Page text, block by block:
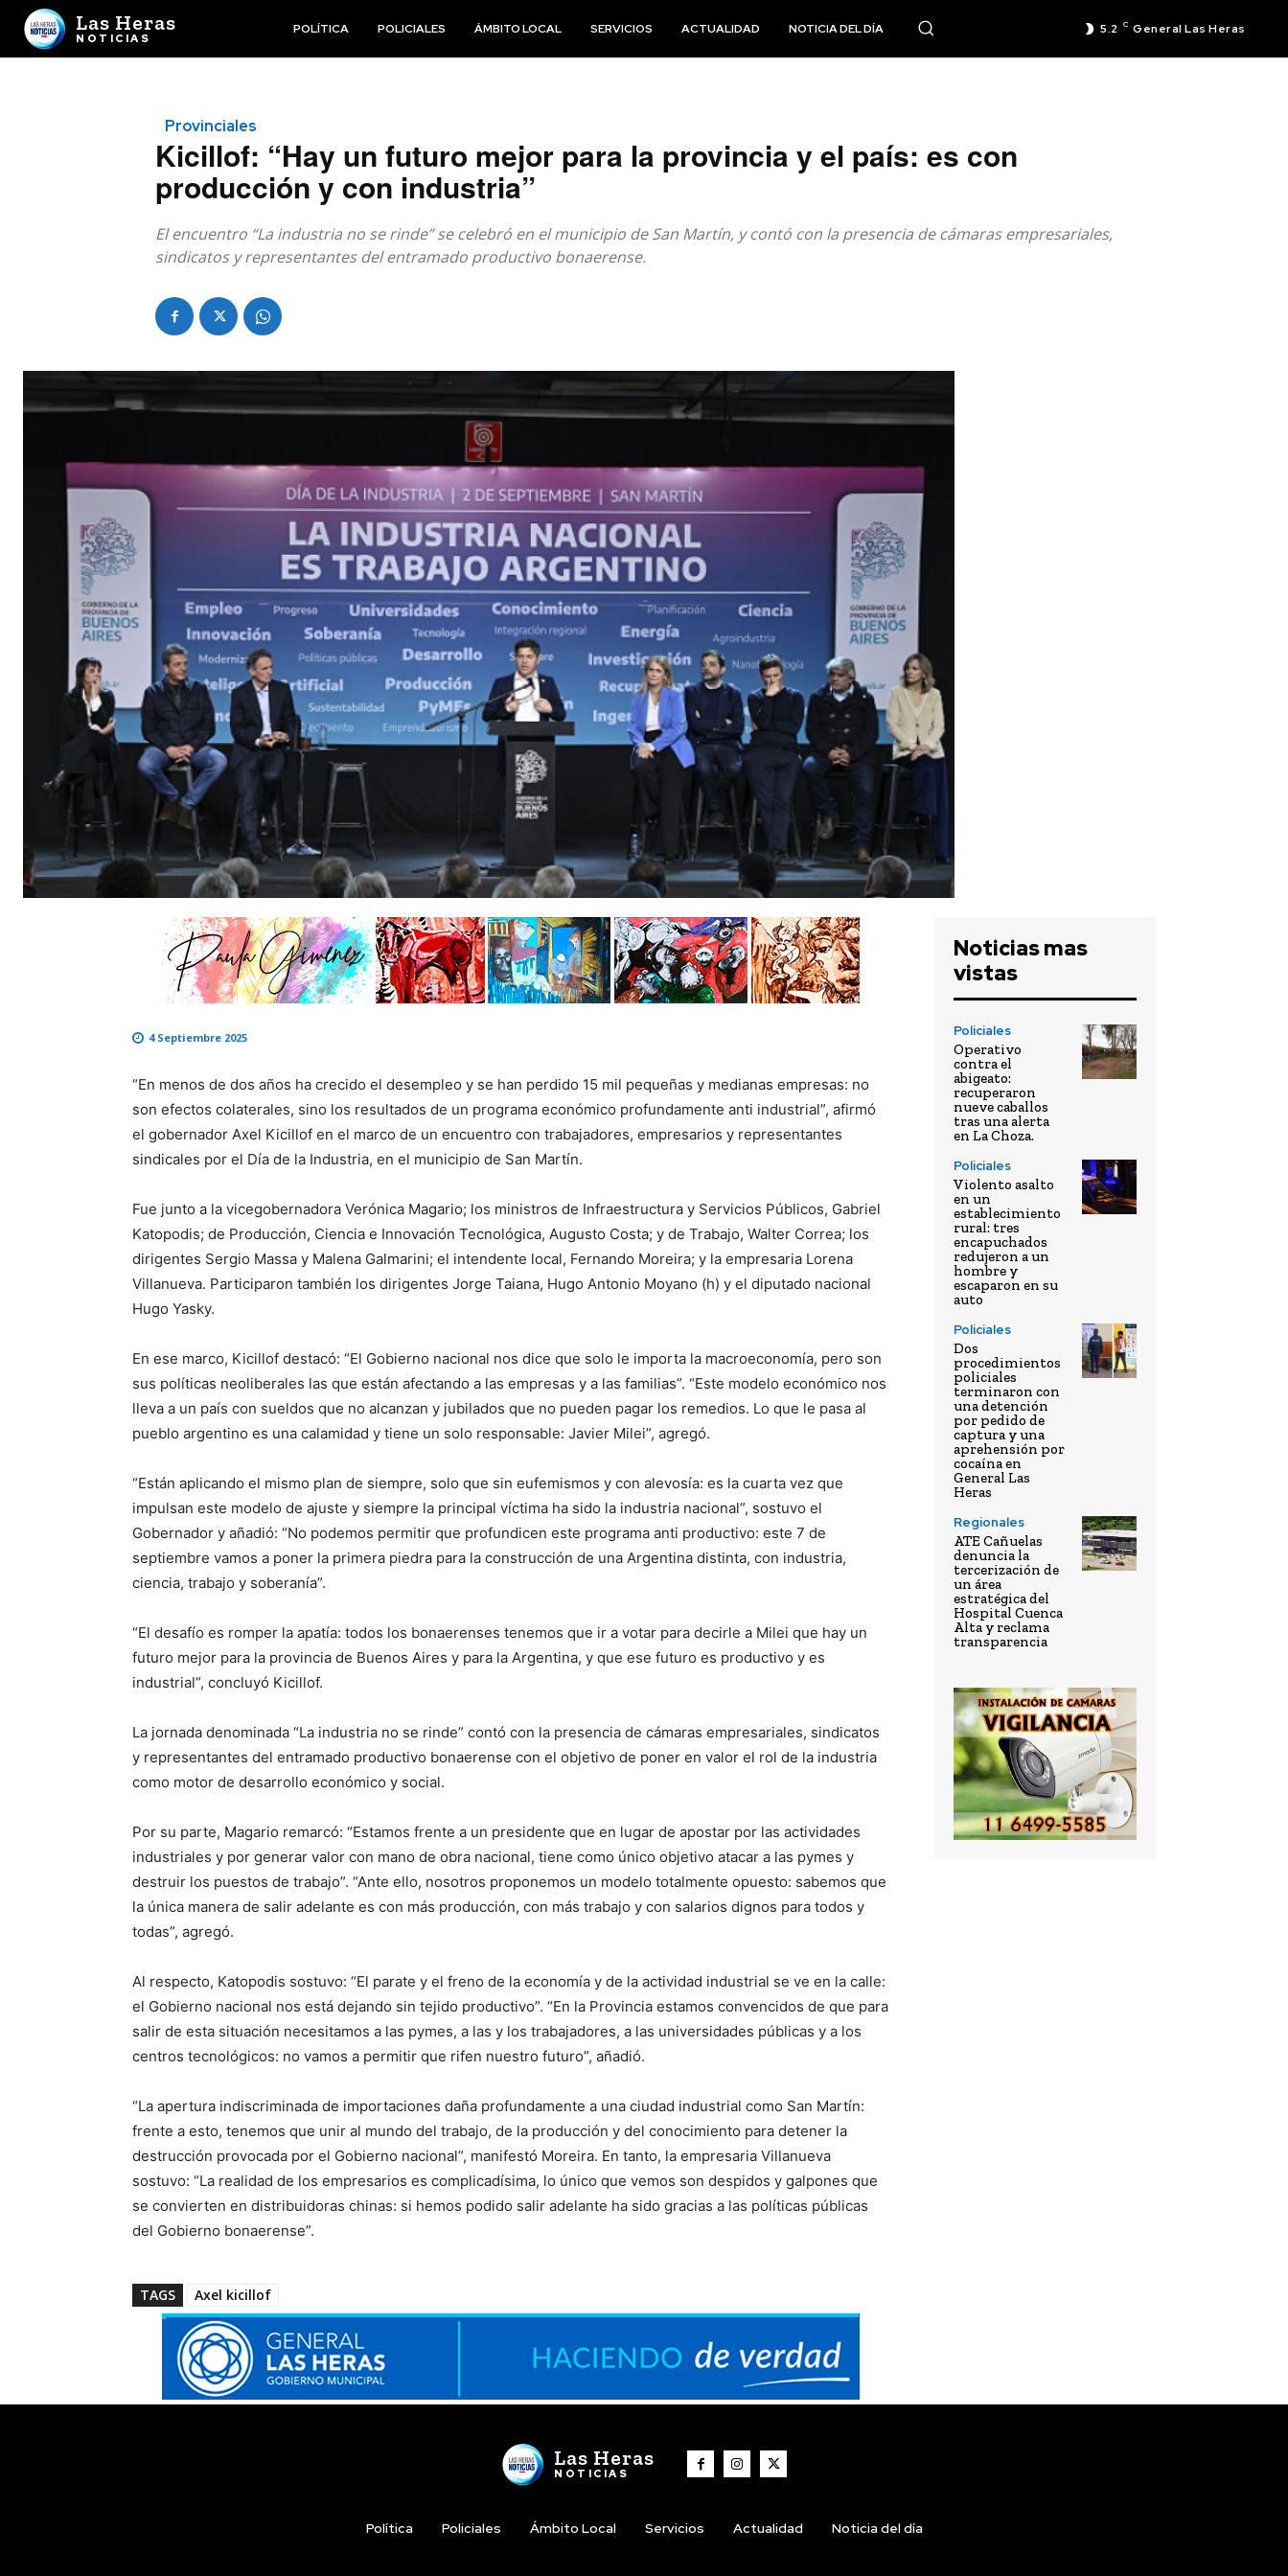
Las Heras
NOTICIAS
POLÍTICA POLICIALES ÁMBITO LOCAL SERVICIOS ACTUALIDAD NOTICIA DEL DÍA 5.2 C General Las Heras
Provinciales
Kicillof: “Hay un futuro mejor para la provincia y el país: es con
producción y con industria”
El encuentro “La industria no se rinde” se celebró en el municipio de San Martín, y contó con la presencia de cámaras empresariales,
sindicatos y representantes del entramado productivo bonaerense.
4 Septiembre 2025
“En menos de dos años ha crecido el desempleo y se han perdido 15 mil pequeñas y medianas empresas: no
son efectos colaterales, sino los resultados de un programa económico profundamente anti industrial”, afirmó
el gobernador Axel Kicillof en el marco de un encuentro con trabajadores, empresarios y representantes
sindicales por el Día de la Industria, en el municipio de San Martín.
Fue junto a la vicegobernadora Verónica Magario; los ministros de Infraestructura y Servicios Públicos, Gabriel
Katopodis; de Producción, Ciencia e Innovación Tecnológica, Augusto Costa; y de Trabajo, Walter Correa; los
dirigentes Sergio Massa y Malena Galmarini; el intendente local, Fernando Moreira; y la empresaria Lorena
Villanueva. Participaron también los dirigentes Jorge Taiana, Hugo Antonio Moyano (h) y el diputado nacional
Hugo Yasky.
En ese marco, Kicillof destacó: “El Gobierno nacional nos dice que solo le importa la macroeconomía, pero son
sus políticas neoliberales las que están afectando a las empresas y a las familias”. “Este modelo económico nos
lleva a un país con sueldos que no alcanzan y jubilados que no pueden pagar los remedios. Lo que le pasa al
pueblo argentino es una calamidad y tiene un solo responsable: Javier Milei”, agregó.
“Están aplicando el mismo plan de siempre, solo que sin eufemismos y con alevosía: es la cuarta vez que
impulsan este modelo de ajuste y siempre la principal víctima ha sido la industria nacional”, sostuvo el
Gobernador y añadió: “No podemos permitir que profundicen este programa anti productivo: este 7 de
septiembre vamos a poner la primera piedra para la construcción de una Argentina distinta, con industria,
ciencia, trabajo y soberanía”.
“El desafío es romper la apatía: todos los bonaerenses tenemos que ir a votar para decirle a Milei que hay un
futuro mejor para la provincia de Buenos Aires y para la Argentina, y que ese futuro es productivo y es
industrial”, concluyó Kicillof.
La jornada denominada “La industria no se rinde” contó con la presencia de cámaras empresariales, sindicatos
y representantes del entramado productivo bonaerense con el objetivo de poner en valor el rol de la industria
como motor de desarrollo económico y social.
Por su parte, Magario remarcó: “Estamos frente a un presidente que en lugar de apostar por las actividades
industriales y por generar valor con mano de obra nacional, tiene como único objetivo atacar a las pymes y
destruir los puestos de trabajo”. “Ante ello, nosotros proponemos un modelo totalmente opuesto: sabemos que
la única manera de salir adelante es con más producción, con más trabajo y con salarios dignos para todos y
todas”, agregó.
Al respecto, Katopodis sostuvo: “El parate y el freno de la economía y de la actividad industrial se ve en la calle:
el Gobierno nacional nos está dejando sin tejido productivo”. “En la Provincia estamos convencidos de que para
salir de esta situación necesitamos a las pymes, a las y los trabajadores, a las universidades públicas y a los
centros tecnológicos: no vamos a permitir que rifen nuestro futuro”, añadió.
“La apertura indiscriminada de importaciones daña profundamente a una ciudad industrial como San Martín:
frente a esto, tenemos que unir al mundo del trabajo, de la producción y del conocimiento para detener la
destrucción provocada por el Gobierno nacional”, manifestó Moreira. En tanto, la empresaria Villanueva
sostuvo: “La realidad de los empresarios es complicadísima, lo único que vemos son despidos y galpones que
se convierten en distribuidoras chinas: si hemos podido salir adelante ha sido gracias a las políticas públicas
del Gobierno bonaerense”.
TAGS Axel kicillof
Noticias mas
vistas
Policiales
Operativo
contra el
abigeato:
recuperaron
nueve caballos
tras una alerta
en La Choza.
Policiales
Violento asalto
en un
establecimiento
rural: tres
encapuchados
redujeron a un
hombre y
escaparon en su
auto
Policiales
Dos
procedimientos
policiales
terminaron con
una detención
por pedido de
captura y una
aprehensión por
cocaína en
General Las
Heras
Regionales
ATE Cañuelas
denuncia la
tercerización de
un área
estratégica del
Hospital Cuenca
Alta y reclama
transparencia
Las Heras
NOTICIAS
Política Policiales Ámbito Local Servicios Actualidad Noticia del día